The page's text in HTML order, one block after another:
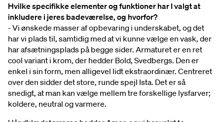
Hvilke specifikke elementer og funktioner har I valgt at
inkludere i jeres badeværelse, og hvorfor?
- Vi ønskede masser af opbevaring i underskabet, og det
har vi plads til, samtidig med at vi kunne vælge en vask, der
har afsætningsplads på begge sider. Armaturet er en ret
cool variant i krom, der hedder Bold, Svedbergs. Den er
enkel i sin form, men alligevel lidt ekstraordinær. Centreret
over den sidder det store, runde spejl Ista. Det er så
snedigt, at man kan vælge mellem tre forskellige lysfarver;
koldere, neutral og varmere.